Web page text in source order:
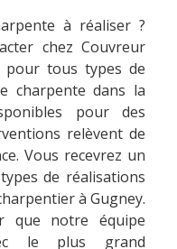
à réaliser ?
chez Couvreur
pour tous types de
charpente dans la
pour des
relèvent de
Vous recevrez un
de réalisations
à Gugney.
que notre équipe
le plus grand